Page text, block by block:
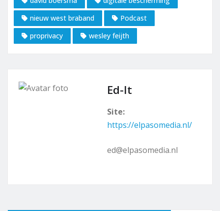
nieuw west braband
Podcast
proprivacy
wesley feijth
Ed-It
Site:
https://elpasomedia.nl/
ed@elpasomedia.nl